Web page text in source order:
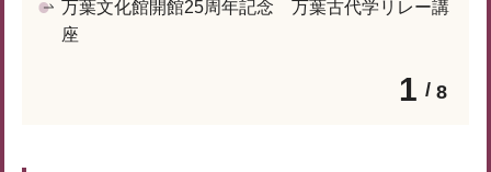
1 8
万葉文化館開館25周年記念 万葉古代学リレー講
座